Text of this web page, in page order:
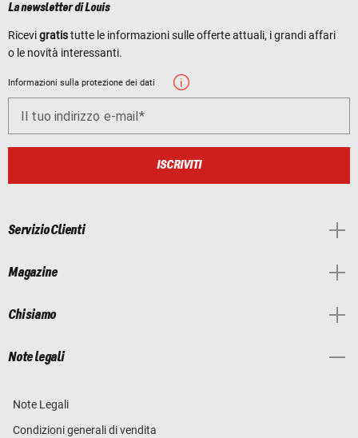
La newsletter di Louis
Ricevigratistutte le informazioni sulle offerte attuali, i grandi affari
o le novità interessanti.
Informazioni sulla protezione dei dati
Il tuo indirizzo e-mail
ISCRIVITI
Servizio Clienti
Magazine
Chi siamo
Note legali
Note Legali
Condizioni generali di vendita